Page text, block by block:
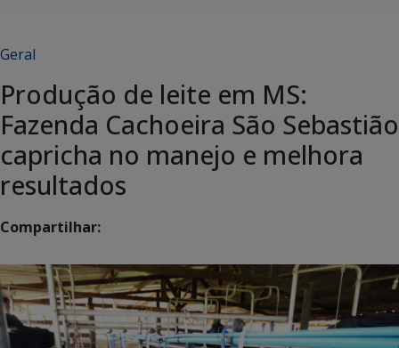
Geral
Produção de leite em MS:
Fazenda Cachoeira São Sebastião
capricha no manejo e melhora
resultados
Compartilhar: